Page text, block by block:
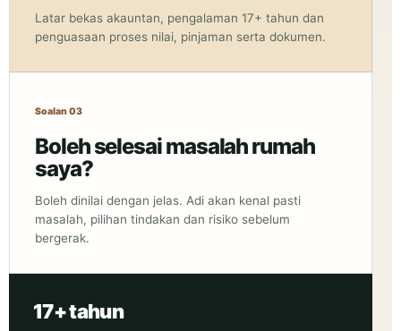
Latar bekas akauntan, pengalaman 17+ tahun dan
penguasaan proses nilai, pinjaman serta dokumen.
Soalan 03
Boleh selesai masalah rumah
saya?
Boleh dinilai dengan jelas. Adi akan kenal pasti
masalah, pilihan tindakan dan risiko sebelum
bergerak.
17+ tahun